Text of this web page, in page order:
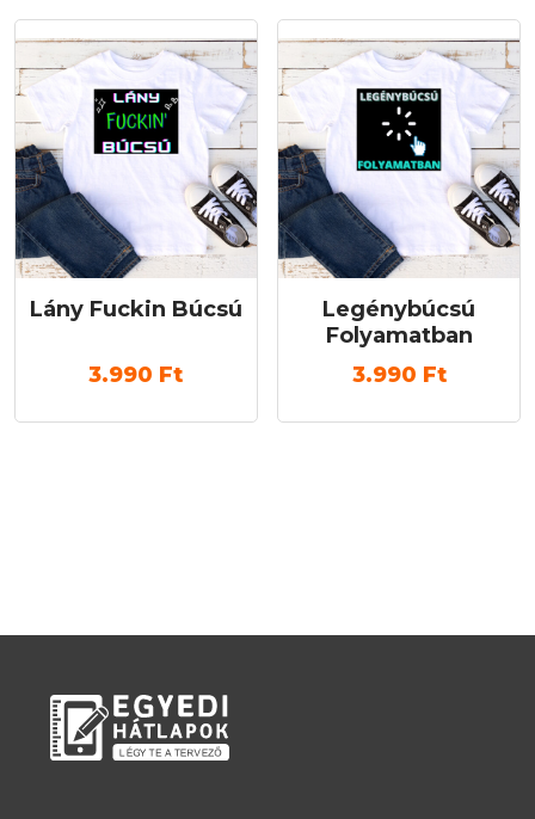
Lány Fuckin Búcsú
3.990 Ft
Legénybúcsú
Folyamatban
3.990 Ft